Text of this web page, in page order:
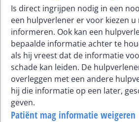
Is direct ingrijpen nodig in een
een hulpverlener er voor kiezen
informeren. Ook kan een
bepaalde informatie achter te
als hij vreest dat de informatie
schade kan leiden. De
overleggen met een andere
hij die informatie op een later,
geven.
Patiënt mag informatie weigeren